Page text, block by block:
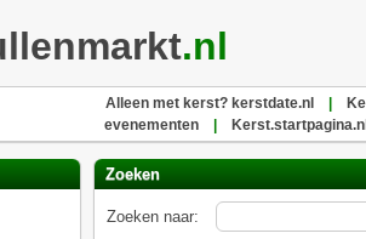
.nl
Alleen met kerst? kerstdate.nl
evenementen
Zoeken
Zoeken naar: